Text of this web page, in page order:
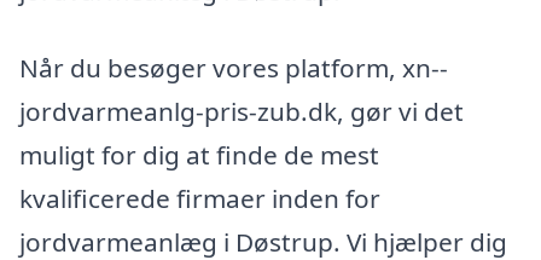
Når du besøger vores platform, xn--
jordvarmeanlg-pris-zub.dk, gør vi det
muligt for dig at finde de mest
kvalificerede firmaer inden for
jordvarmeanlæg i Døstrup. Vi hjælper dig